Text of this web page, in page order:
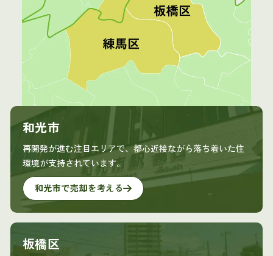
和光市
再開発が進む注目エリアで、都心近接ながら落ち着いた住
環境が支持されています。
和光市で売却を考える
板橋区